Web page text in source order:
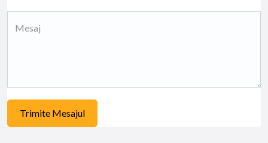
Trimite Mesajul